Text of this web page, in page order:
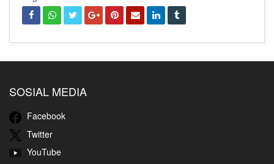
SOSIAL MEDIA
Facebook
Twitter
YouTube